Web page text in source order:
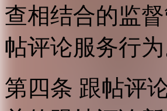
查相结合的监
帖评论服务行为
第四条 跟帖评